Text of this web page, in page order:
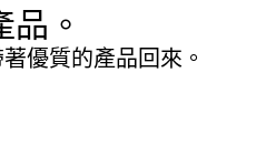
。
優質的產品回來。